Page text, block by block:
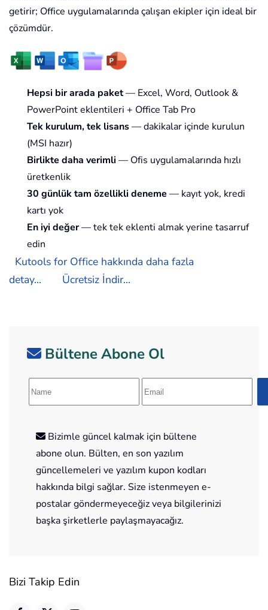
getirir; Office uygulamalarında çalışan ekipler için ideal bir
çözümdür.
Hepsi bir arada paket— Excel, Word, Outlook &
PowerPoint eklentileri + Office Tab Pro
Tek kurulum, tek lisans— dakikalar içinde kurulun
(MSI hazır)
Birlikte daha verimli — Ofis uygulamalarında hızlı
üretkenlik
30 günlük tam özellikli deneme — kayıt yok, kredi
kartı yok
En iyi değer— tek tek eklenti almak yerine tasarruf
edin
Kutools for Office hakkında daha fazla
detay...
Ücretsiz İndir...
Bültene Abone Ol
Bizimle güncel kalmak için bültene
abone olun. Bülten, en son yazılım
güncellemeleri ve yazılım kupon kodları
hakkında bilgi sağlar. Size istenmeyen e-
postalar göndermeyeceğiz veya bilgilerinizi
başka şirketlerle paylaşmayacağız.
Bizi Takip Edin